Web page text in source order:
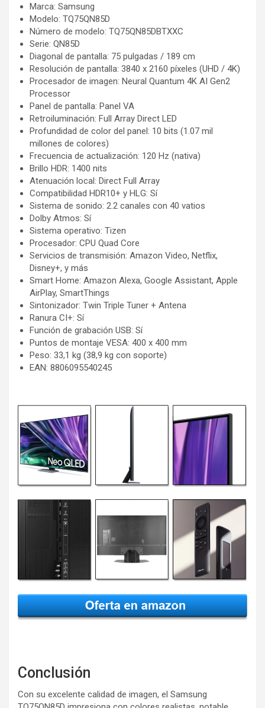
Marca: Samsung
Modelo: TQ75QN85D
Número de modelo: TQ75QN85DBTXXC
Serie: QN85D
Diagonal de pantalla: 75 pulgadas / 189 cm
Resolución de pantalla: 3840 x 2160 píxeles (UHD / 4K)
Procesador de imagen: Neural Quantum 4K AI Gen2
Processor
Panel de pantalla: Panel VA
Retroiluminación: Full Array Direct LED
Profundidad de color del panel: 10 bits (1.07 mil
millones de colores)
Frecuencia de actualización: 120 Hz (nativa)
Brillo HDR: 1400 nits
Atenuación local: Direct Full Array
Compatibilidad HDR10+ y HLG: Sí
Sistema de sonido: 2.2 canales con 40 vatios
Dolby Atmos: Sí
Sistema operativo: Tizen
Procesador: CPU Quad Core
Servicios de transmisión: Amazon Video, Netflix,
Disney+, y más
Smart Home: Amazon Alexa, Google Assistant, Apple
AirPlay, SmartThings
Sintonizador: Twin Triple Tuner + Antena
Ranura CI+: Sí
Función de grabación USB: Sí
Puntos de montaje VESA: 400 x 400 mm
Peso: 33,1 kg (38,9 kg con soporte)
EAN: 8806095540245
Conclusión
Con su excelente calidad de imagen, el Samsung